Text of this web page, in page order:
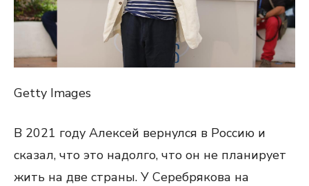
Getty Images
В 2021 году Алексей вернулся в Россию и
сказал, что это надолго, что он не планирует
жить на две страны. У Серебрякова на